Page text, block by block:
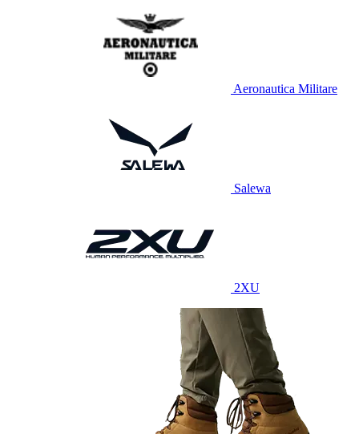
Aeronautica Militare
Salewa
2XU